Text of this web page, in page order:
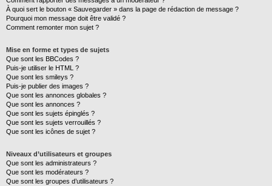
À quoi sert le bouton « Sauvegarder » dans la page de rédaction de message ?
Pourquoi mon message doit être validé ?
Comment remonter mon sujet ?
Mise en forme et types de sujets
Que sont les BBCodes ?
Puis-je utiliser le HTML ?
Que sont les smileys ?
Puis-je publier des images ?
Que sont les annonces globales ?
Que sont les annonces ?
Que sont les sujets épinglés ?
Que sont les sujets verrouillés ?
Que sont les icônes de sujet ?
Niveaux d’utilisateurs et groupes
Que sont les administrateurs ?
Que sont les modérateurs ?
Que sont les groupes d’utilisateurs ?